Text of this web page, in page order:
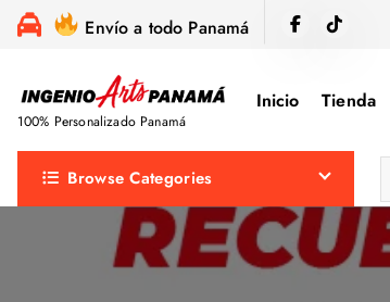
Envío a todo Panamá
100% Personalizado Panamá
Inicio Tienda
Browse Categories
u
s
c